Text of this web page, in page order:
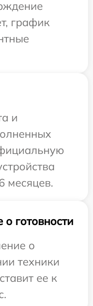
график
и
месяцев.
готовности
о
техники
ее к